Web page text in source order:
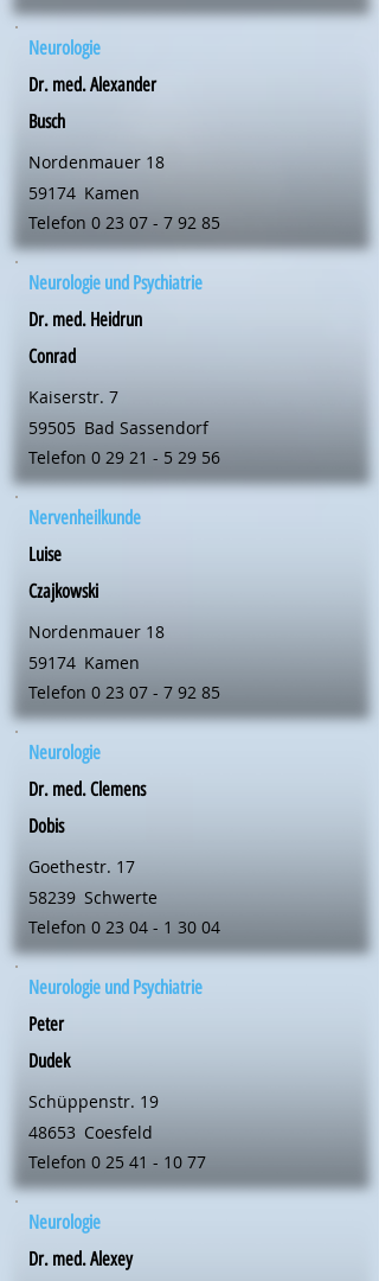
Neurologie
Dr. med. Alexander
Busch
Nordenmauer 18
59174 Kamen
Telefon 0 23 07 - 7 92 85
Neurologie und Psychiatrie
Dr. med. Heidrun
Conrad
Kaiserstr. 7
59505 Bad Sassendorf
Telefon 0 29 21 - 5 29 56
Nervenheilkunde
Luise
Czajkowski
Nordenmauer 18
59174 Kamen
Telefon 0 23 07 - 7 92 85
Neurologie
Dr. med. Clemens
Dobis
Goethestr. 17
58239 Schwerte
Telefon 0 23 04 - 1 30 04
Neurologie und Psychiatrie
Peter
Dudek
Schüppenstr. 19
48653 Coesfeld
Telefon 0 25 41 - 10 77
Neurologie
Dr. med. Alexey